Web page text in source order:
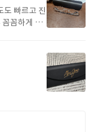
도 빠르고 진
꼼하게 찍